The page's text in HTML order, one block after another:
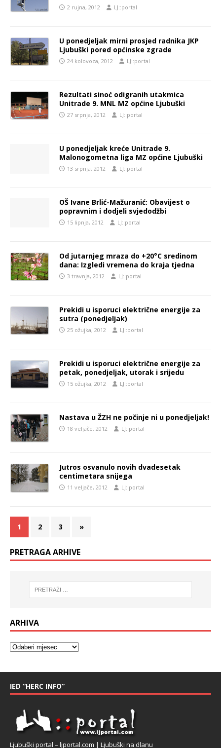
2 rujna, 2012 LJ::portal
U ponedjeljak mirni prosjed radnika JKP
Ljubuški pored općinske zgrade
24 kolovoza, 2012 LJ::portal
Rezultati sinoć odigranih utakmica
Unitrade 9. MNL MZ općine Ljubuški
27 srpnja, 2012 LJ::portal
U ponedjeljak kreće Unitrade 9.
Malonogometna liga MZ općine Ljubuški
13 srpnja, 2012 LJ::portal
OŠ Ivane Brlić-Mažuranić: Obavijest o
popravnim i dodjeli svjedodžbi
15 lipnja, 2012 LJ::portal
Od jutarnjeg mraza do +20°C sredinom
dana: Izgledi vremena do kraja tjedna
3 travnja, 2012 LJ::portal
Prekidi u isporuci električne energije za
sutra (ponedjeljak)
25 ožujka, 2012 LJ::portal
Prekidi u isporuci električne energije za
petak, ponedjeljak, utorak i srijedu
15 ožujka, 2012 LJ::portal
Nastava u ŽZH ne počinje ni u ponedjeljak!
18 veljače, 2012 LJ::portal
Jutros osvanulo novih dvadesetak
centimetara snijega
11 veljače, 2012 LJ::portal
1 2 3 »
PRETRAGA ARHIVE
ARHIVA
IED “HERC INFO”
Ljubuški portal – ljportal.com | Ljubuški na dlanu